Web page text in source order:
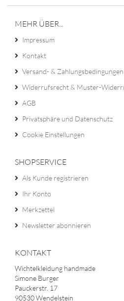
MEHR ÜBER...
Impressum
Kontakt
Versand- & Zahlungsbedingungen
Widerrufsrecht & Muster-
AGB
Privatsphäre und Datenschutz
Cookie Einstellungen
SHOPSERVICE
Als Kunde registrieren
Ihr Konto
Merkzettel
Newsletter abonnieren
KONTAKT
Wichtelkleidung handmade
Simone Burger
Pauckerstr. 17
90530 Wendelstein